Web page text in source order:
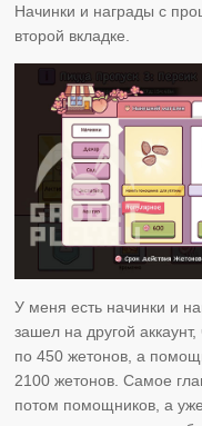
Начинки и награды с
второй вкладке.
У меня есть начинки и
зашел на другой
по 450 жетонов, а
2100 жетонов. Самое
потом помощников, а